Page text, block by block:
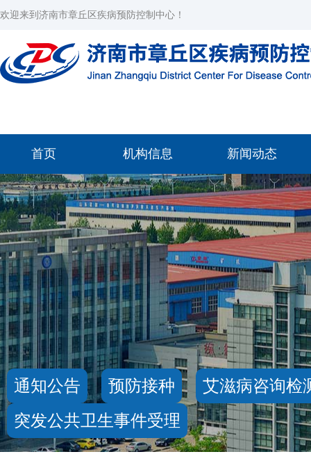
欢迎来到济南市章丘区疾病预防控制中心！
首页 机构信息 新闻动态
通知公告 预防接种
艾滋病咨询检
突发公共卫生事件受理